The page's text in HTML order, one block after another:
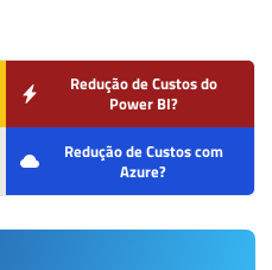
Redução de Custos do
Power BI?
Redução de Custos com
Azure?